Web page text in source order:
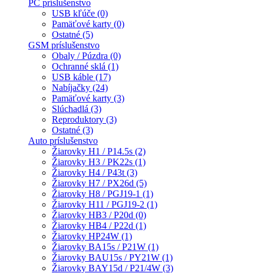
PC príslušenstvo
USB kľúče (0)
Pamäťové karty (0)
Ostatné (5)
GSM príslušenstvo
Obaly / Púzdra (0)
Ochranné sklá (1)
USB káble (17)
Nabíjačky (24)
Pamäťové karty (3)
Slúchadlá (3)
Reproduktory (3)
Ostatné (3)
Auto príslušenstvo
Žiarovky H1 / P14.5s (2)
Žiarovky H3 / PK22s (1)
Žiarovky H4 / P43t (3)
Žiarovky H7 / PX26d (5)
Žiarovky H8 / PGJ19-1 (1)
Žiarovky H11 / PGJ19-2 (1)
Žiarovky HB3 / P20d (0)
Žiarovky HB4 / P22d (1)
Žiarovky HP24W (1)
Žiarovky BA15s / P21W (1)
Žiarovky BAU15s / PY21W (1)
Žiarovky BAY15d / P21/4W (3)